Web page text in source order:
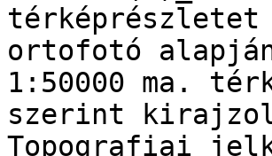
ortofotó
1:50000 ma.
szerint
Topografiai